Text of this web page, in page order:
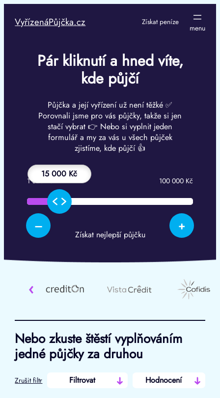
obsah
VyřízenáPůjčka.cz Získat peníze
Pár kliknutí a hned víte,
kde půjčí
Půjčka a její vyřízení už není těžké ✅
Porovnali jsme pro vás půjčky, takže si jen
stačí vybrat 👉 Nebo si vyplnit jeden
formulář a my za vás u všech půjček
zjistíme, kde půjčí 👍
15 000 Kč
– +
1 000 Kč 100 000 Kč
Získat nejlepší půjčku
‹
Nebo zkuste štěstí vyplňováním
jedné půjčky za druhou
Zrušit filtr Filtrovat Hodnocení